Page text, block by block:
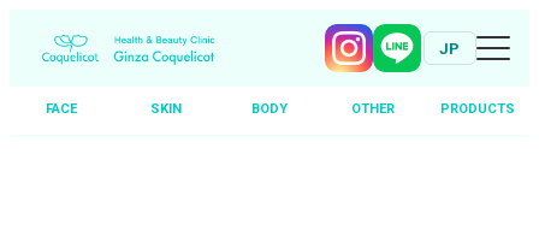
JP
FACE SKIN BODY OTHER PRODUCTS